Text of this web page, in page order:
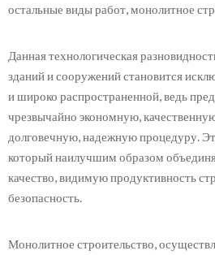
остальные виды работ, монолитное
Данная технологическая
зданий и сооружений становится
и широко распространенной, ведь
чрезвычайно экономную,
долговечную, надежную процедуру.
который наилучшим образом
качество, видимую продуктивность
безопасность.
Монолитное строительство,